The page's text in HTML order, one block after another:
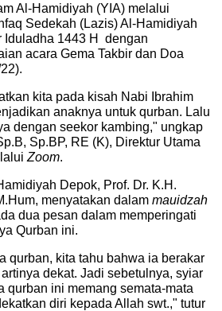
Al-Hamidiyah (YIA) melalui
Sedekah (Lazis) Al-Hamidiyah
1443 H  dengan
acara Gema Takbir dan Doa
kita pada kisah Nabi Ibrahim
anaknya untuk qurban. Lalu
Sp.BP, RE (K), Direktur Utama
Zoom.
Depok, Prof. Dr. K.H.
menyatakan dalam mauidzah
dua pesan dalam memperingati
Qurban ini.
qurban, kita tahu bahwa ia berakar
artinya dekat. Jadi sebetulnya, syiar
qurban ini memang semata-mata
diri kepada Allah swt.," tutur